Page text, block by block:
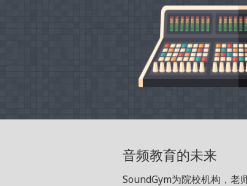
音频教育的未来
SoundGym为院校机构，老